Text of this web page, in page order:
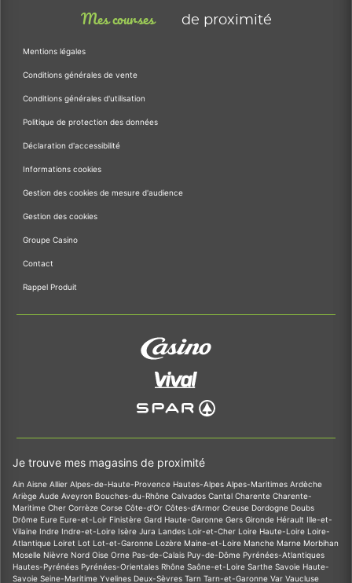
Mes courses de proximité
Mentions légales
Conditions générales de vente
Conditions générales d'utilisation
Politique de protection des données
Déclaration d'accessibilité
Informations cookies
Gestion des cookies de mesure d'audience
Gestion des cookies
Groupe Casino
Contact
Rappel Produit
Je trouve mes magasins de proximité
Ain Aisne Allier Alpes-de-Haute-Provence Hautes-Alpes Alpes-Maritimes Ardèche
Ariège Aude Aveyron Bouches-du-Rhône Calvados Cantal Charente Charente-
Maritime Cher Corrèze Corse Côte-d'Or Côtes-d'Armor Creuse Dordogne Doubs
Drôme Eure Eure-et-Loir Finistère Gard Haute-Garonne Gers Gironde Hérault Ille-et-
Vilaine Indre Indre-et-Loire Isère Jura Landes Loir-et-Cher Loire Haute-Loire Loire-
Atlantique Loiret Lot Lot-et-Garonne Lozère Maine-et-Loire Manche Marne Morbihan
Moselle Nièvre Nord Oise Orne Pas-de-Calais Puy-de-Dôme Pyrénées-Atlantiques
Hautes-Pyrénées Pyrénées-Orientales Rhône Saône-et-Loire Sarthe Savoie Haute-
Savoie Seine-Maritime Yvelines Deux-Sèvres Tarn Tarn-et-Garonne Var Vaucluse